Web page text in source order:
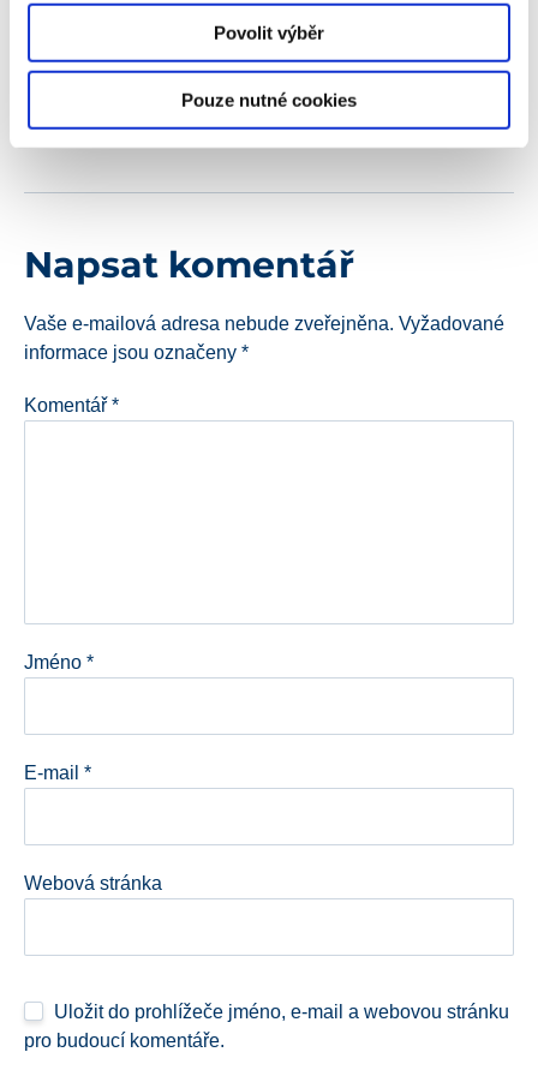
Povolit výběr
Pouze nutné cookies
Analytics. Aktuálně řídí i vývoj našeho
CSS programu, který pomáhá novým i
stávajícím klientům ušetřit až 20 %
nákladů v Google Shopping Ads.
Napsat komentář
Vaše e-mailová adresa nebude zveřejněna. Vyžadované
informace jsou označeny *
Komentář *
Jméno *
E-mail *
Webová stránka
Uložit do prohlížeče jméno, e-mail a webovou stránku
pro budoucí komentáře.